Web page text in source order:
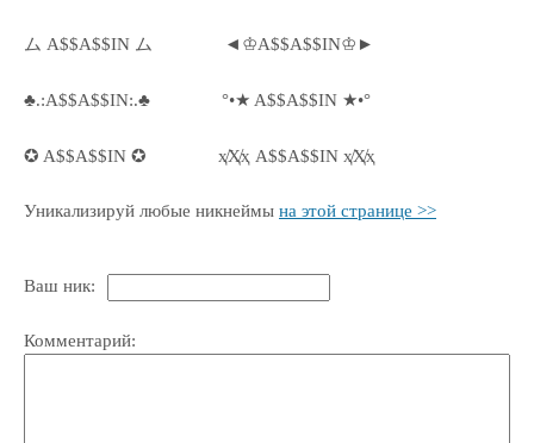
ム A$$A$$IN ム ◄♔A$$A$$IN♔►
♣.:A$$A$$IN:.♣ °•★ A$$A$$IN ★•°
✪ A$$A$$IN ✪ ҳ̸Ҳ̸ҳ A$$A$$IN ҳ̸Ҳ̸ҳ
Уникализируй любые никнеймы на этой странице >>
Ваш ник:
Комментарий: